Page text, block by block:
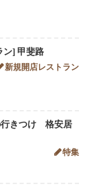
ン] 甲斐路
新規開店レストラン
きつけ 格安居
特集